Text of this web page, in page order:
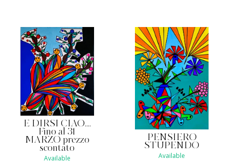
E DIRSI CIAO....
Fino al 31
MARZO prezzo
scontato
Available
PENSIERO
STUPENDO
Available